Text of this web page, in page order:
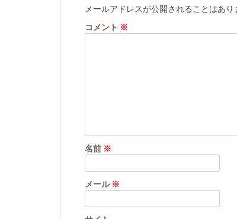
メールアドレスが公開されることはあり
コメント ※
名前 ※
メール ※